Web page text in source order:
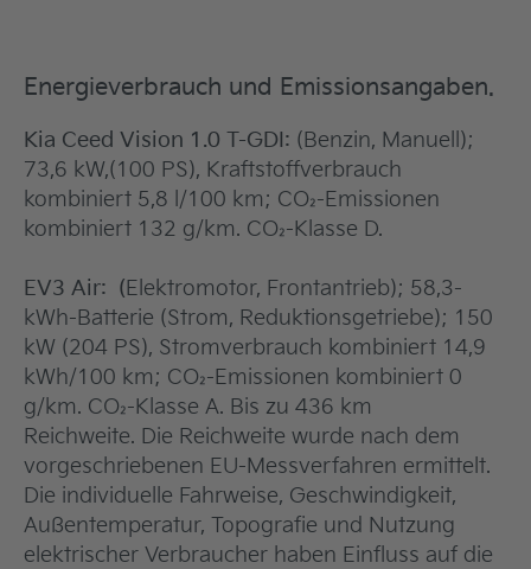
Energieverbrauch und Emissionsangaben.
Kia Ceed Vision 1.0 T-GDI: (Benzin, Manuell);
73,6 kW,(100 PS), Kraftstoffverbrauch
kombiniert 5,8 l/100 km; CO₂-Emissionen
kombiniert 132 g/km. CO₂-Klasse D.
EV3 Air: (Elektromotor, Frontantrieb); 58,3-
kWh-Batterie (Strom, Reduktionsgetriebe); 150
kW (204 PS), Stromverbrauch kombiniert 14,9
kWh/100 km; CO₂-Emissionen kombiniert 0
g/km. CO₂-Klasse A. Bis zu 436 km
Reichweite. Die Reichweite wurde nach dem
vorgeschriebenen EU-Messverfahren ermittelt.
Die individuelle Fahrweise, Geschwindigkeit,
Außentemperatur, Topografie und Nutzung
elektrischer Verbraucher haben Einfluss auf die